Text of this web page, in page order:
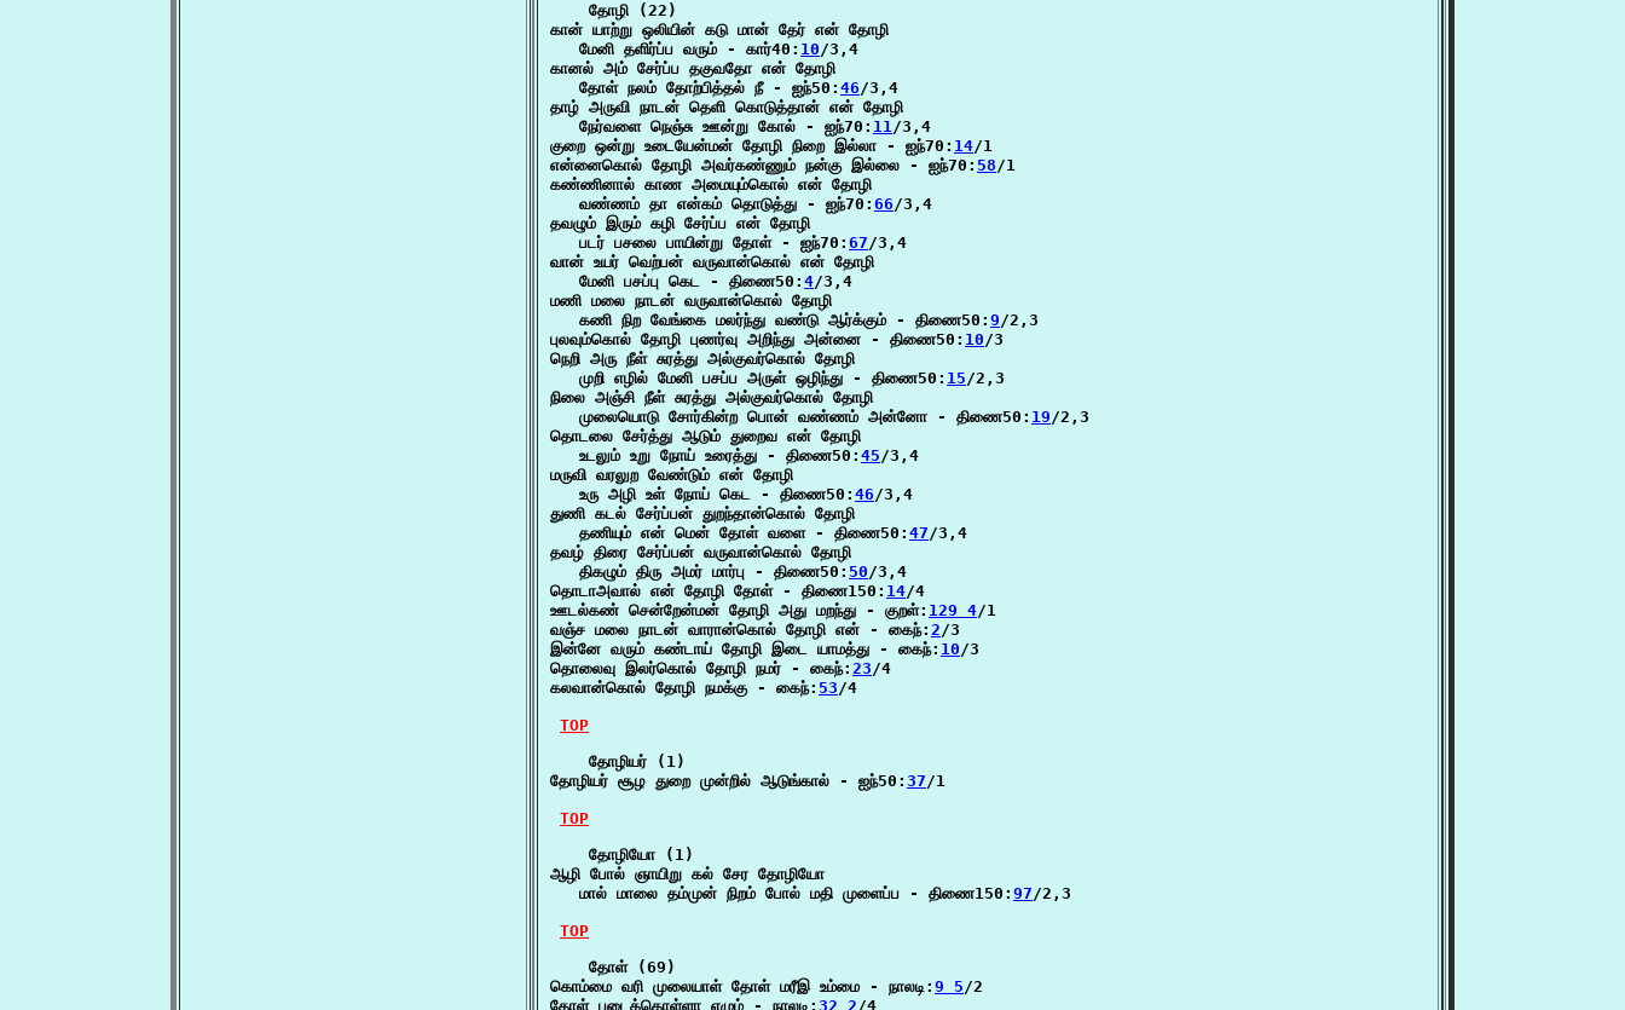
    தோழி (22)
கான் யாற்று ஒலியின் கடு மான் தேர் என் தோழி
   மேனி தளிர்ப்ப வரும் - கார்40:
10/3,4
கானல் அம் சேர்ப்ப தகுவதோ என் தோழி
   தோள் நலம் தோற்பித்தல் நீ - ஐந்50:
46/3,4
தாழ் அருவி நாடன் தெளி கொடுத்தான் என் தோழி
   நேர்வளை நெஞ்சு ஊன்று கோல் - ஐந்70:
11/3,4
குறை ஒன்று உடையேன்மன் தோழி நிறை இல்லா - ஐந்70: 14/1
என்னைகொல் தோழி அவர்கண்ணும் நன்கு இல்லை - ஐந்70: 58/1
கண்ணினால் காண அமையும்கொல் என் தோழி
   வண்ணம் தா என்கம் தொடுத்து - ஐந்70:
66/3,4
தவழும் இரும் கழி சேர்ப்ப என் தோழி
   படர் பசலை பாயின்று தோள் - ஐந்70:
67/3,4
வான் உயர் வெற்பன் வருவான்கொல் என் தோழி
   மேனி பசப்பு கெட - திணை50:
4/3,4
மணி மலை நாடன் வருவான்கொல் தோழி
   கணி நிற வேங்கை மலர்ந்து வண்டு ஆர்க்கும் - திணை50:
9/2,3
புலவும்கொல் தோழி புணர்வு அறிந்து அன்னை - திணை50: 10/3
நெறி அரு நீள் சுரத்து அல்குவர்கொல் தோழி
   முறி எழில் மேனி பசப்ப அருள் ஒழிந்து - திணை50:
15/2,3
நிலை அஞ்சி நீள் சுரத்து அல்குவர்கொல் தோழி
   முலையொடு சோர்கின்ற பொன் வண்ணம் அன்னோ - திணை50:
19/2,3
தொடலை சேர்த்து ஆடும் துறைவ என் தோழி
   உடலும் உறு நோய் உரைத்து - திணை50:
45/3,4
மருவி வரலுற வேண்டும் என் தோழி
   உரு அழி உள் நோய் கெட - திணை50:
46/3,4
துணி கடல் சேர்ப்பன் துறந்தான்கொல் தோழி
   தணியும் என் மென் தோள் வளை - திணை50:
47/3,4
தவழ் திரை சேர்ப்பன் வருவான்கொல் தோழி
   திகழும் திரு அமர் மார்பு - திணை50:
50/3,4
தொடாஅவால் என் தோழி தோள் - திணை150: 14/4
ஊடல்கண் சென்றேன்மன் தோழி அது மறந்து - குறள்: 129 4/1
வஞ்ச மலை நாடன் வாரான்கொல் தோழி என் - கைந்: 2/3
இன்னே வரும் கண்டாய் தோழி இடை யாமத்து - கைந்: 10/3
தொலைவு இலர்கொல் தோழி நமர் - கைந்: 23/4
கலவான்கொல் தோழி நமக்கு - கைந்: 53/4
TOP
    தோழியர் (1)
தோழியர் சூழ துறை முன்றில் ஆடுங்கால் - ஐந்50: 37/1
TOP
    தோழியோ (1)
ஆழி போல் ஞாயிறு கல் சேர தோழியோ
   மால் மாலை தம்முன் நிறம் போல் மதி முளைப்ப - திணை150:
97/2,3
TOP
    தோள் (69)
கொம்மை வரி முலையாள் தோள் மரீஇ உம்மை - நாலடி: 9 5/2
தோள் புடைக்கொள்ளா எழும் - நாலடி: 32 2 /4